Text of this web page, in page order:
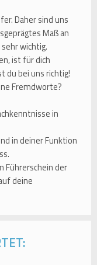
Daher sind uns
Maß an
wichtig.
ist für dich
du bei uns richtig!
Fremdworte?
in
in deiner Funktion
Führerschein der
deine